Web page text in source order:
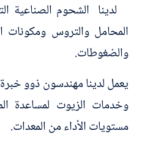
لدينا الشحوم الصناعية
المحامل والتروس
والضغوطات.
يعمل لدينا مهندسون ذوو
وخدمات الزيوت لمساعدة
مستويات الأداء من المعدات.